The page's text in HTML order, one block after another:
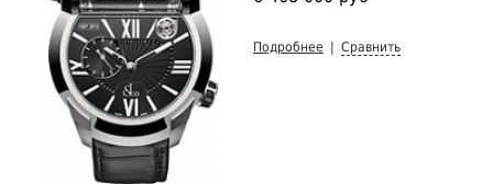
Подробнее Сравнить